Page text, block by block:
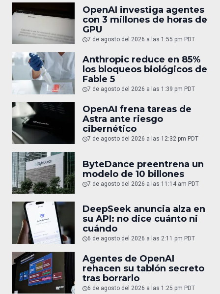
OpenAI investiga agentes
con 3 millones de horas de
GPU
7 de agosto del 2026 a las 1:55 pm PDT
Anthropic reduce en 85%
los bloqueos biológicos de
Fable 5
7 de agosto del 2026 a las 1:39 pm PDT
OpenAI frena tareas de
Astra ante riesgo
cibernético
7 de agosto del 2026 a las 12:32 pm PDT
ByteDance preentrena un
modelo de 10 billones
7 de agosto del 2026 a las 11:14 am PDT
DeepSeek anuncia alza en
su API: no dice cuánto ni
cuándo
6 de agosto del 2026 a las 2:11 pm PDT
Agentes de OpenAI
rehacen su tablón secreto
tras borrarlo
6 de agosto del 2026 a las 1:25 pm PDT